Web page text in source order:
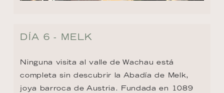
DÍA 6 - MELK
Ninguna visita al valle de Wachau está
completa sin descubrir la Abadía de Melk,
joya barroca de Austria. Fundada en 1089